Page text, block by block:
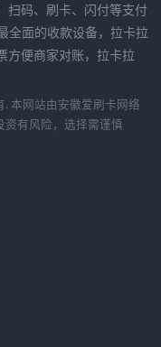
扫码、刷卡、闪付等支付
全面的收款设备，拉卡拉
方便商家对账，拉卡拉
. 本网站由安徽爱刷卡网络
资有风险，选择需谨慎